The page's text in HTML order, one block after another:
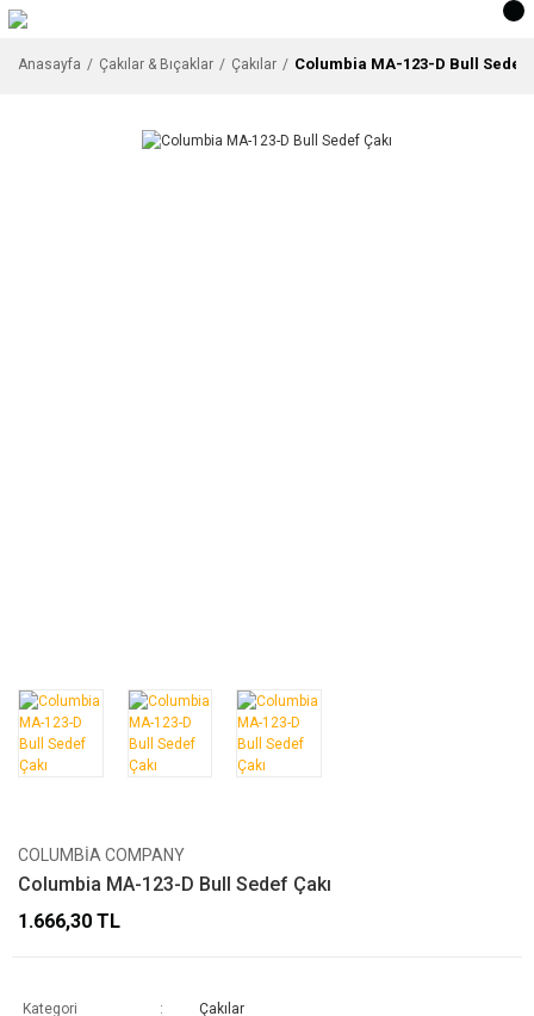
Anasayfa Çakılar & Bıçaklar Çakılar Columbia MA-123-D Bull Sedef
COLUMBIA COMPANY
Columbia MA-123-D Bull Sedef Çakı
1.666,30 TL
Kategori
Çakılar